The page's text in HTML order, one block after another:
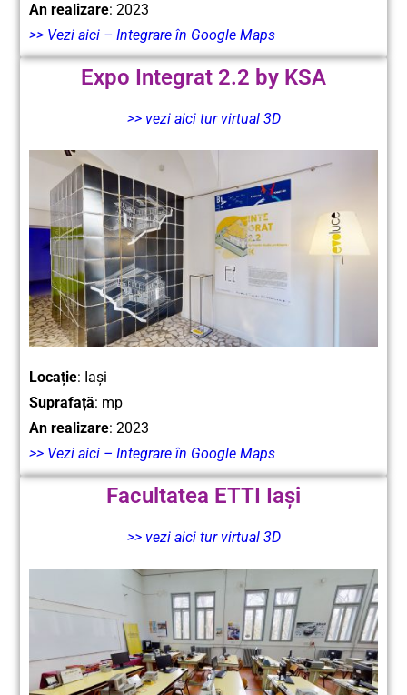
An realizare: 2023
>> Vezi aici – Integrare în Google Maps
Expo Integrat 2.2 by KSA
>> vezi aici tur virtual 3D
Locație: Iași
Suprafață: mp
An realizare: 2023
>> Vezi aici – Integrare în Google Maps
Facultatea ETTI Iași
>> vezi aici tur virtual 3D